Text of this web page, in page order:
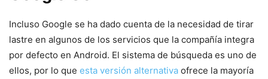
Incluso Google se ha dado cuenta de la necesidad de tirar
lastre en algunos de los servicios que la compañía integra
por defecto en Android. El sistema de búsqueda es uno de
ellos, por lo que esta versión alternativa ofrece la mayoría